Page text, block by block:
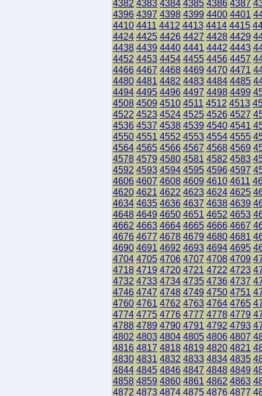
4382 4383 4384 4385 4386 4387
4396 4397 4398 4399 4400 4401
4410 4411 4412 4413 4414 4415
4424 4425 4426 4427 4428 4429
4438 4439 4440 4441 4442 4443
4452 4453 4454 4455 4456 4457
4466 4467 4468 4469 4470 4471
4480 4481 4482 4483 4484 4485
4494 4495 4496 4497 4498 4499
4508 4509 4510 4511 4512 4513
4522 4523 4524 4525 4526 4527
4536 4537 4538 4539 4540 4541
4550 4551 4552 4553 4554 4555
4564 4565 4566 4567 4568 4569
4578 4579 4580 4581 4582 4583
4592 4593 4594 4595 4596 4597
4606 4607 4608 4609 4610 4611
4620 4621 4622 4623 4624 4625
4634 4635 4636 4637 4638 4639
4648 4649 4650 4651 4652 4653
4662 4663 4664 4665 4666 4667
4676 4677 4678 4679 4680 4681
4690 4691 4692 4693 4694 4695
4704 4705 4706 4707 4708 4709
4718 4719 4720 4721 4722 4723
4732 4733 4734 4735 4736 4737
4746 4747 4748 4749 4750 4751
4760 4761 4762 4763 4764 4765
4774 4775 4776 4777 4778 4779
4788 4789 4790 4791 4792 4793
4802 4803 4804 4805 4806 4807
4816 4817 4818 4819 4820 4821
4830 4831 4832 4833 4834 4835
4844 4845 4846 4847 4848 4849
4858 4859 4860 4861 4862 4863
4872 4873 4874 4875 4876 4877